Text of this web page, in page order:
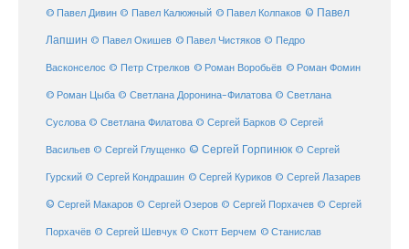
© Павел Дивин © Павел Калюжный © Павел Колпаков © Павел
Лапшин © Павел Окишев © Павел Чистяков © Педро
Васконселос © Петр Стрелков © Роман Воробьёв © Роман Фомин
© Роман Цыба © Светлана Доронина-Филатова © Светлана
Суслова © Светлана Филатова © Сергей Барков © Сергей
Васильев © Сергей Глущенко © Сергей Горпинюк © Сергей
Гурский © Сергей Кондрашин © Сергей Куриков © Сергей Лазарев
© Сергей Макаров © Сергей Озеров © Сергей Порхачев © Сергей
Порхачёв © Сергей Шевчук © Скотт Берчем © Станислав